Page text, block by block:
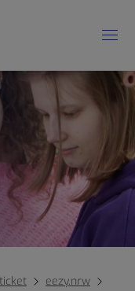
eezy.nrw